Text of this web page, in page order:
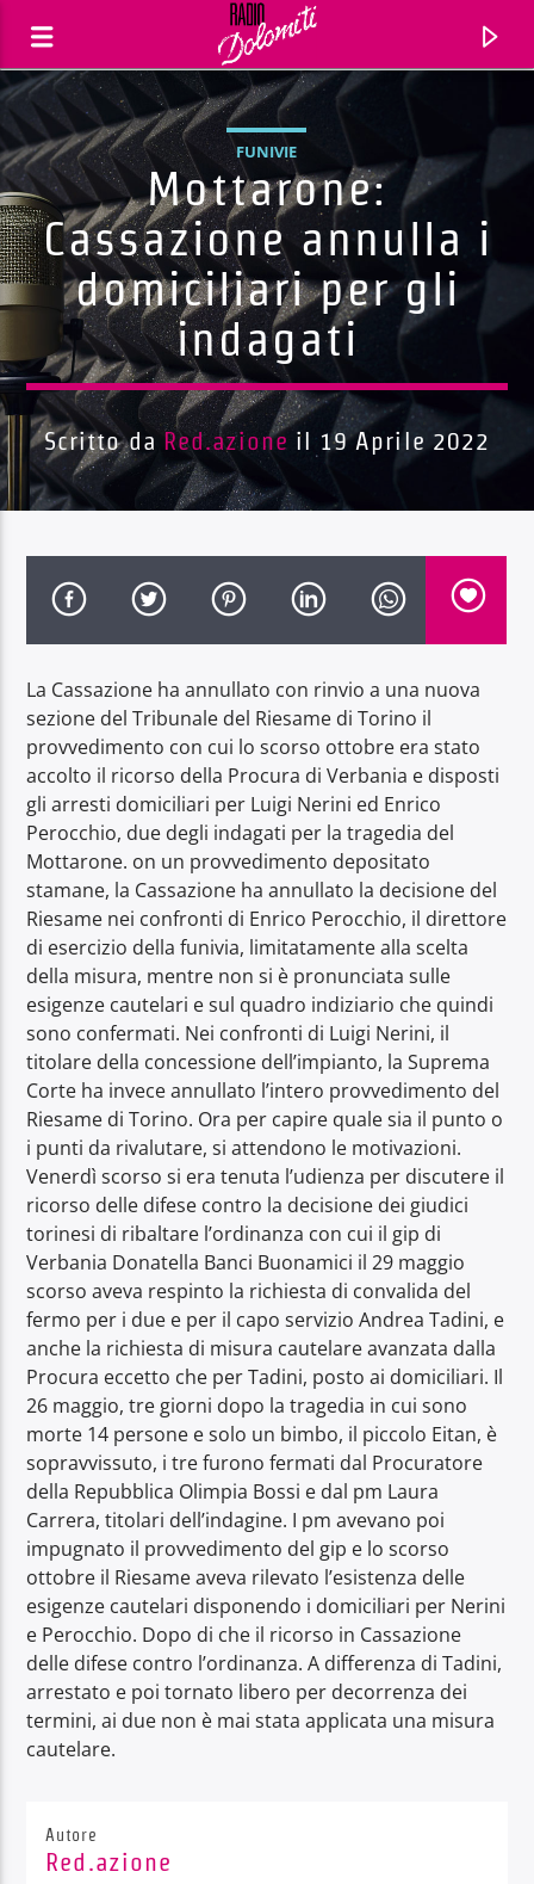
Traccia corrente
Titolo
Artista
Radio Dolomiti
FUNIVIE
Mottarone:
Cassazione annulla i
domiciliari per gli
indagati
Scritto da Red.azione il 19 Aprile 2022
La Cassazione ha annullato con rinvio a una nuova
sezione del Tribunale del Riesame di Torino il
provvedimento con cui lo scorso ottobre era stato
accolto il ricorso della Procura di Verbania e disposti
gli arresti domiciliari per Luigi Nerini ed Enrico
Perocchio, due degli indagati per la tragedia del
Mottarone. on un provvedimento depositato
stamane, la Cassazione ha annullato la decisione del
Riesame nei confronti di Enrico Perocchio, il direttore
di esercizio della funivia, limitatamente alla scelta
della misura, mentre non si è pronunciata sulle
esigenze cautelari e sul quadro indiziario che quindi
sono confermati. Nei confronti di Luigi Nerini, il
titolare della concessione dell’impianto, la Suprema
Corte ha invece annullato l’intero provvedimento del
Riesame di Torino. Ora per capire quale sia il punto o
i punti da rivalutare, si attendono le motivazioni.
Venerdì scorso si era tenuta l’udienza per discutere il
ricorso delle difese contro la decisione dei giudici
torinesi di ribaltare l’ordinanza con cui il gip di
Verbania Donatella Banci Buonamici il 29 maggio
scorso aveva respinto la richiesta di convalida del
fermo per i due e per il capo servizio Andrea Tadini, e
anche la richiesta di misura cautelare avanzata dalla
Procura eccetto che per Tadini, posto ai domiciliari. Il
26 maggio, tre giorni dopo la tragedia in cui sono
morte 14 persone e solo un bimbo, il piccolo Eitan, è
sopravvissuto, i tre furono fermati dal Procuratore
della Repubblica Olimpia Bossi e dal pm Laura
Carrera, titolari dell’indagine. I pm avevano poi
impugnato il provvedimento del gip e lo scorso
ottobre il Riesame aveva rilevato l’esistenza delle
esigenze cautelari disponendo i domiciliari per Nerini
e Perocchio. Dopo di che il ricorso in Cassazione
delle difese contro l’ordinanza. A differenza di Tadini,
arrestato e poi tornato libero per decorrenza dei
termini, ai due non è mai stata applicata una misura
cautelare.
Autore
Red.azione